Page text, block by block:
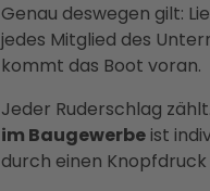
Genau deswegen gilt:
jedes Mitglied des
kommt das Boot voran.
Jeder Ruderschlag
im Baugewerbeist
durch einen